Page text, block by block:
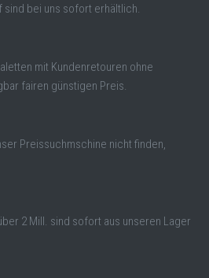
sind bei uns sofort erhältlich.
mit Kundenretouren ohne
fairen günstigen Preis.
Preissuchmschine nicht finden,
2 Mill. sind sofort aus unseren Lager